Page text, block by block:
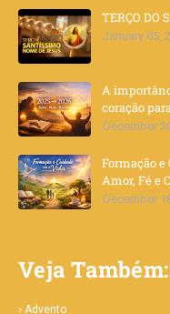
TERÇO DO
January 05,
A
coração
December
Formação
Amor, Fé e
December
Veja Também:
Advento